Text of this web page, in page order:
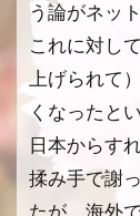
う論がネッ
これに対し
上げられて
くなったと
日本からす
揉み手で謝